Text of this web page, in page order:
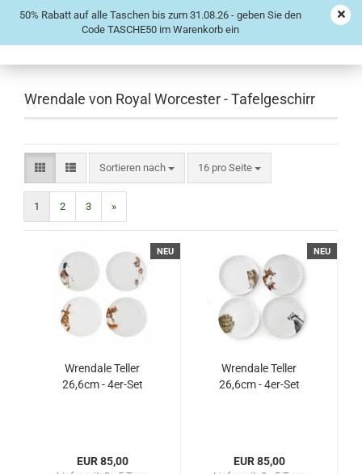
50% Rabatt auf alle Taschen bis zum 31.08.26 - geben Sie den
Code TASCHE50 im Warenkorb ein
Wrendale von Royal Worcester - Tafelgeschirr
Sortieren nach 16 pro Seite
1 2 3 »
NEU
Wrendale Teller
26,6cm - 4er-Set
EUR 85,00
NEU
Wrendale Teller
26,6cm - 4er-Set
EUR 85,00